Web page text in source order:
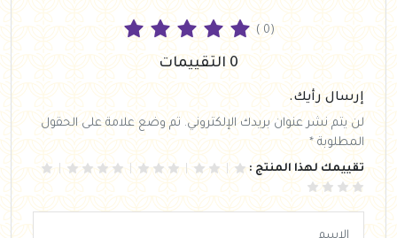
( 0)
0 التقييمات
إرسال رأيك.
لن يتم نشر عنوان بريدك الإلكتروني. تم وضع علامة على الحقول
المطلوبة *
تقييمك لهذا المنتج :